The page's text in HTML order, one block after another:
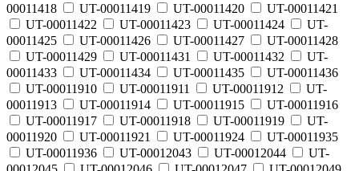
00011418
UT-00011419 UT-00011420
UT-00011421
UT-00011422
UT-00011423 UT-00011424
UT-
00011425
UT-00011426 UT-00011427
UT-00011428
UT-00011429
UT-00011431 UT-00011432
UT-
00011433
UT-00011434 UT-00011435
UT-00011436
UT-00011910
UT-00011911 UT-00011912
UT-
00011913
UT-00011914 UT-00011915
UT-00011916
UT-00011917
UT-00011918 UT-00011919
UT-
00011920
UT-00011921 UT-00011924
UT-00011935
UT-00011936
UT-00012043 UT-00012044
UT-